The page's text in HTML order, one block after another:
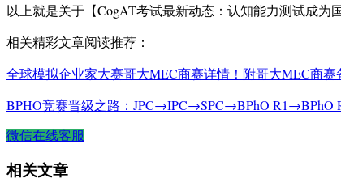
以上就是关于【CogAT考试最新动态：认知能力测试成
相关精彩文章阅读推荐：
全球模拟企业家大赛哥大MEC商赛详情！附哥大MEC商赛
BPHO竞赛晋级之路：JPC→IPC→SPC→BPhO R1→BPhO
微信在线客服
相关文章